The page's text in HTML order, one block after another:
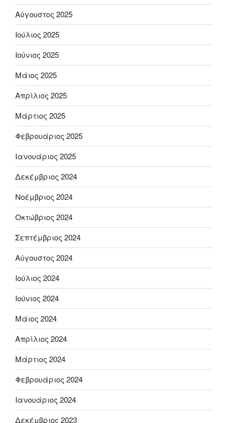
Αύγουστος 2025
Ιούλιος 2025
Ιούνιος 2025
Μάιος 2025
Απρίλιος 2025
Μάρτιος 2025
Φεβρουάριος 2025
Ιανουάριος 2025
Δεκέμβριος 2024
Νοέμβριος 2024
Οκτώβριος 2024
Σεπτέμβριος 2024
Αύγουστος 2024
Ιούλιος 2024
Ιούνιος 2024
Μάιος 2024
Απρίλιος 2024
Μάρτιος 2024
Φεβρουάριος 2024
Ιανουάριος 2024
Δεκέμβριος 2023